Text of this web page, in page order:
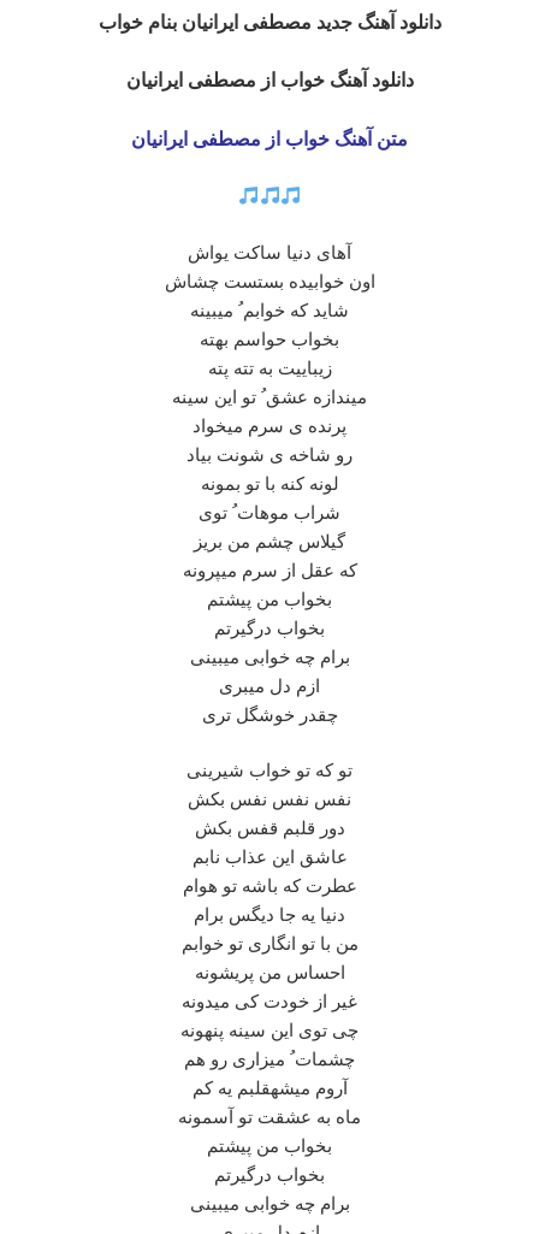
دانلود آهنگ جدید مصطفی ایرانیان بنام خواب
دانلود آهنگ خواب از مصطفی ایرانیان
متن آهنگ خواب از مصطفی ایرانیان
آهای دنیا ساکت یواش
اون خوابیده بستست چشاش
شاید که خوابم ُ میبینه
بخواب حواسم بهته
زیباییت به تته پته
میندازه عشق ُ تو این سینه
پرنده ی سرم میخواد
رو شاخه ی شونت بیاد
لونه کنه با تو بمونه
شراب موهات ُ توی
گیلاس چشم من بریز
که عقل از سرم میپرونه
بخواب من پیشتم
بخواب درگیرتم
برام چه خوابی میبینی
ازم دل میبری
چقدر خوشگل تری
تو که تو خواب شیرینی
نفس نفس نفس بکش
دور قلبم قفس بکش
عاشق این عذاب نابم
عطرت که باشه تو هوام
دنیا یه جا دیگس برام
من با تو انگاری تو خوابم
احساس من پریشونه
غیر از خودت کی‌ میدونه
چی توی این سینه پنهونه
چشمات ُ میزاری رو هم
آروم میشهقلبم یه کم
ماه به عشقت تو آسمونه
بخواب من پیشتم
بخواب درگیرتم
برام چه خوابی میبینی